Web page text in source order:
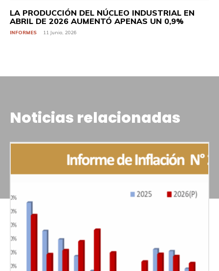
LA PRODUCCIÓN DEL NÚCLEO INDUSTRIAL EN
ABRIL DE 2026 AUMENTÓ APENAS UN 0,9%
INFORMES 11 Junio, 2026
Noticias relacionadas